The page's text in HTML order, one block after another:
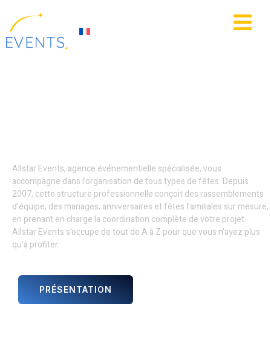
principal
Allstar Events, agence événementielle spécialisée, vous
accompagne dans l’organisation de tous types de fêtes. Depuis
2007, cette structure professionnelle conçoit des rassemblements
d’équipe, des mariages, anniversaires et fêtes familiales sur mesure,
en prenant en charge la coordination complète de votre projet.
Allstar Events s’occupe de tout de A à Z pour que vous n’ayez plus
qu’à profiter.
PRÉSENTATION